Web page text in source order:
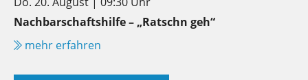
Nachbarschaftshilfe – „Ratschn geh“
mehr erfahren